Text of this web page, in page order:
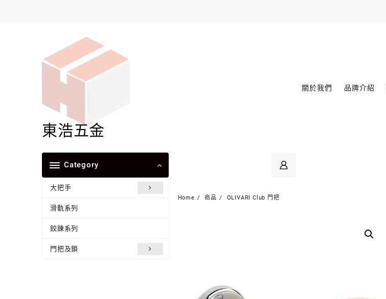
東浩五金
關於我們 品牌介紹
Category
大把手
滑軌系列
鉸鍊系列
門把及鎖
Home 商品 OLIVARI Club 門把